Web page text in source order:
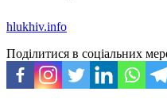
hlukhiv.info
Поділитися в соціальних